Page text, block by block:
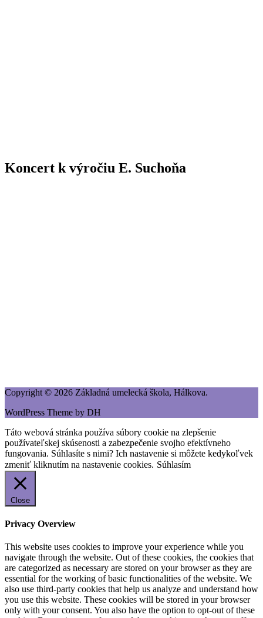
Koncert k výročiu E. Suchoňa
Copyright © 2026 Základná umelecká škola, Hálkova.
WordPress Theme by DH
Táto webová stránka používa súbory cookie na zlepšenie
používateľskej skúsenosti a zabezpečenie svojho efektívneho
fungovania. Súhlasíte s nimi? Ich nastavenie si môžete kedykoľvek
zmeniť kliknutím na nastavenie cookies. Súhlasím
Close
Privacy Overview
This website uses cookies to improve your experience while you
navigate through the website. Out of these cookies, the cookies that
are categorized as necessary are stored on your browser as they are
essential for the working of basic functionalities of the website. We
also use third-party cookies that help us analyze and understand how
you use this website. These cookies will be stored in your browser
only with your consent. You also have the option to opt-out of these